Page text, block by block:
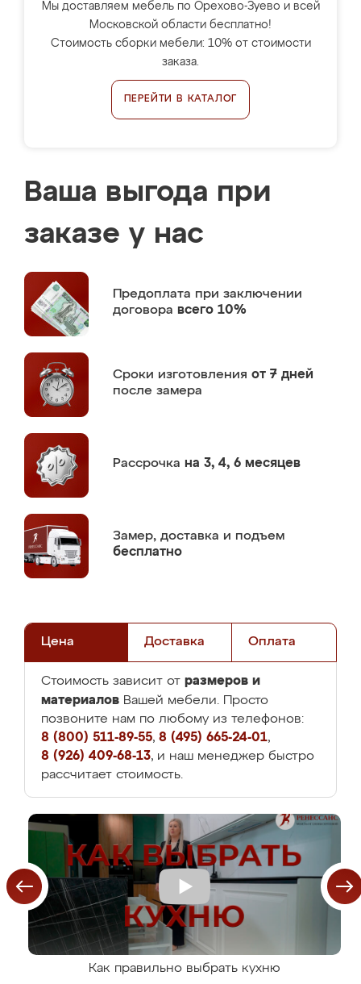
Мы доставляем мебель по Орехово-Зуево и всей
Московской области бесплатно!
Стоимость сборки мебели: 10% от стоимости
заказа.
ПЕРЕЙТИ В КАТАЛОГ
Ваша выгода при
заказе у нас
Предоплата при заключении
договора всего 10%
Сроки изготовления от 7 дней
после замера
Рассрочка на 3, 4, 6 месяцев
Замер, доставка и подъем
бесплатно
Цена Доставка Оплата
Стоимость зависит от размеров и
материалов Вашей мебели. Просто
позвоните нам по любому из телефонов:
8 (800) 511-89-55, 8 (495) 665-24-01,
8 (926) 409-68-13, и наш менеджер быстро
рассчитает стоимость.
Как правильно выбрать кухню